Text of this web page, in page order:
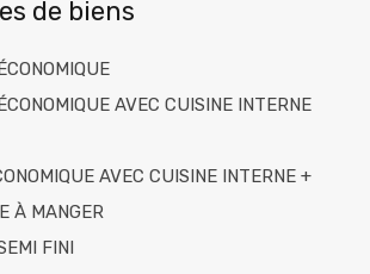
de biens
AVEC CUISINE INTERNE
AVEC CUISINE INTERNE +
À MANGER
FINI